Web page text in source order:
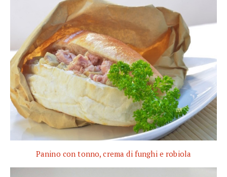
Panino con tonno, crema di funghi e robiola